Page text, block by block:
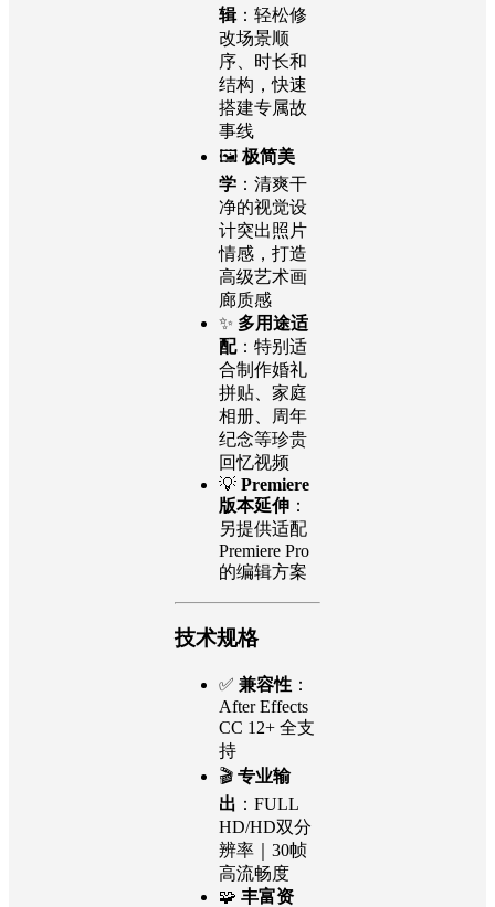
辑：轻松修
改场景顺
序、时长和
结构，快速
搭建专属故
事线
🖼 极简美
学 ：清爽干
净的视觉设
计突出照片
情感，打造
高级艺术画
廊质感
✨ 多用途适
配：特别适
合制作婚礼
拼贴、家庭
相册、周年
纪念等珍贵
回忆视频
💡 Premiere
版本延伸 ：
另提供适配
Premiere Pro
的编辑方案
技术规格
✅ 兼容性 ：
After Effects
CC 12+ 全支
持
🎬 专业输
出 ：FULL
HD/HD双分
辨率｜30帧
高流畅度
🧩 丰富资